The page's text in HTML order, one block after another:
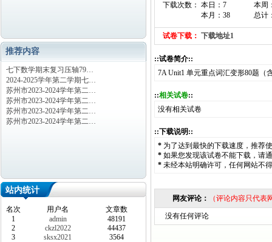
推荐内容
七下数学期末复习压轴79…
2024-2025学年第二学期七…
苏州市2023-2024学年第二…
苏州市2023-2024学年第二…
苏州市2023-2024学年第二…
苏州市2023-2024学年第二…
站内统计
名次 用户名
文章数
1
admin
48191
2
ckzl2022
44437
3
sksx2021
3564
下载次数： 本日：7
本月：38
本周
总计
试卷下载： 下载地址1
::试卷简介::
7A Unit1 单元重点词汇变形80题（
::相关试卷::
没有相关试卷
::下载说明::
* 为了达到最快的下载速度，推荐
* 如果您发现该试卷不能下载，请
* 未经本站明确许可，任何网站不
网友评论： （评论内容只代
没有任何评论